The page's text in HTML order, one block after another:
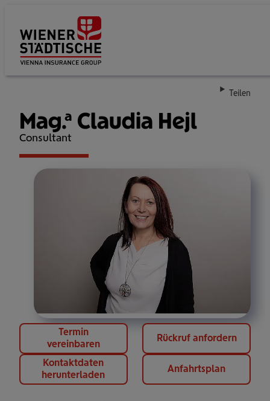
Teilen
Mag.a Claudia Hejl
Consultant
Termin
vereinbaren
Rückruf anfordern
Kontaktdaten
herunterladen
Anfahrtsplan